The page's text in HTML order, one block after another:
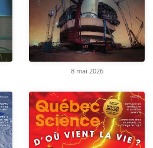
8 mai 2026